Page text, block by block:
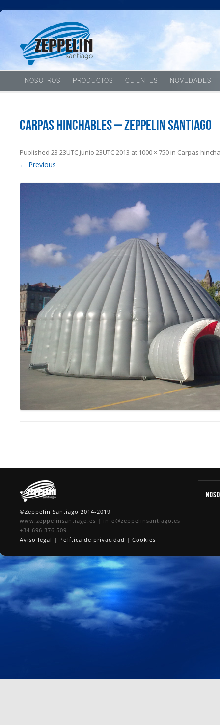
NOSOTROS PRODUCTOS CLIENTES NOVEDADES
Carpas hinchables – Zeppelin Santiago
Published 23 23UTC junio 23UTC 2013 at 1000 × 750 in Carpas
← Previous
©Zeppelin Santiago 2014-2019
www.zeppelinsantiago.es | info@zeppelinsantiago.es
+34 696 376 509
Aviso legal | Política de privacidad | Cookies